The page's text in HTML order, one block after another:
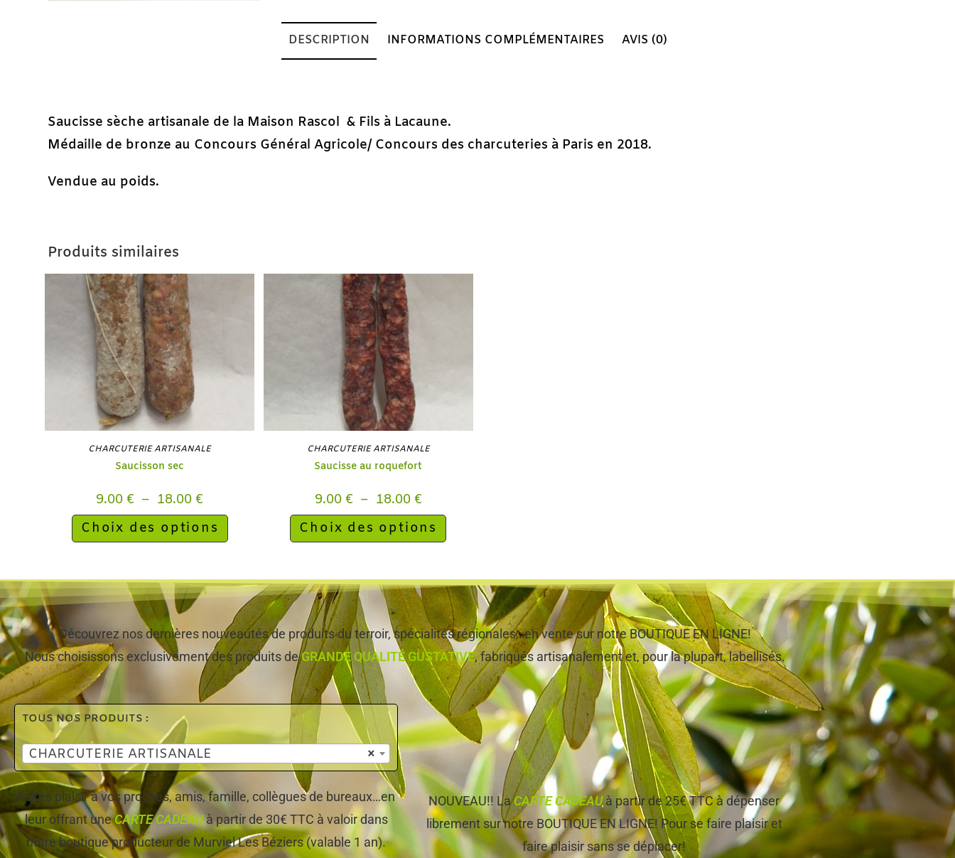
DESCRIPTION INFORMATIONS COMPLÉMENTAIRES AVIS (0)
Saucisse sèche artisanale de la Maison Rascol & Fils à Lacaune.
Médaille de bronze au Concours Général Agricole/ Concours des charcuteries à Paris en 2018.
Vendue au poids.
Produits similaires
CHARCUTERIE ARTISANALE
Saucisson sec
9.00€ – 18.00€
Choix des options
CHARCUTERIE ARTISANALE
Saucisse au roquefort
9.00 € – 18.00 €
Choix des options
Découvrez nos dernières nouveautés de produits du terroir, spécialités régionales…en vente sur notre BOUTIQUE EN LIGNE!
Nous choisissons exclusivement des produits deGRANDE QUALITÉ GUSTATIVE, fabriqués artisanalement et, pour la plupart, labellisés.
TOUS NOS PRODUITS :
×
CHARCUTERIE ARTISANALE
Faites plaisir à vos proches, amis, famille, collègues de bureaux…en
leur offrant uneCARTE CADEAUà partir de 30€ TTC à valoir dans
notre boutique producteur de Murviel Les Béziers (valable 1 an).
NOUVEAU!! LaCARTE CADEAU à partir de 25€ TTC à dépenser
librement sur notre BOUTIQUE EN LIGNE! Pour se faire plaisir et
faire plaisir sans se déplacer!